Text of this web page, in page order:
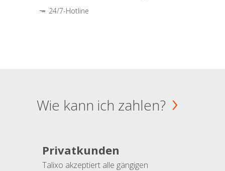
24/7-Hotline
Wie kann ich zahlen?
Privatkunden
Talixo akzeptiert alle gängigen